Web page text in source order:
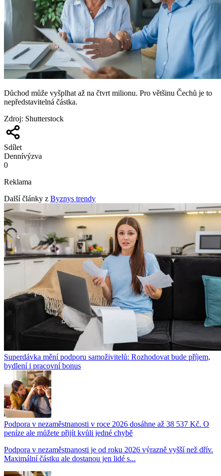
Důchod může vyšplhat až na čtvrt milionu. Pro většinu Čechů je to
nepředstavitelná částka.
Zdroj: Shutterstock
Sdílet
Dennívýzva
0
Reklama
Další články z Byznys trendy
Superdávka mění podporu samoživitelů: Rozhodovat bude příjem,
bydlení i pracovní bonus
Podpora v nezaměstnanosti v roce 2026 dosáhne až 38 537 Kč. O
peníze ale můžete přijít kvůli jedné chybě
Podpora v nezaměstnanosti je od roku 2026 výrazně vyšší než dřív.
Maximální částku ale dostanou jen lidé s...